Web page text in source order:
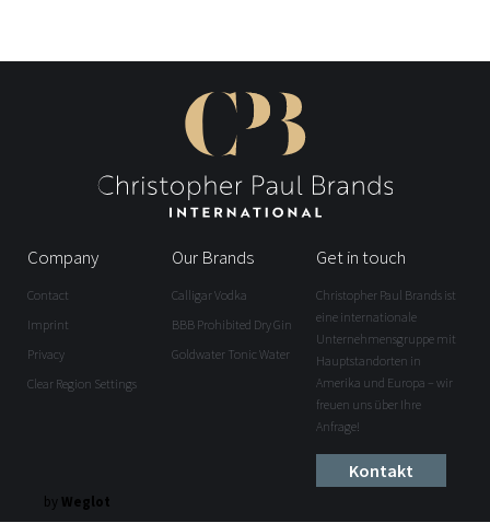
Company
Contact
Imprint
Privacy
Clear Region Settings
Our Brands
Calligar Vodka
BBB Prohibited Dry Gin
Goldwater Tonic Water
Get in touch
Christopher Paul Brands ist
eine internationale
Unternehmensgruppe mit
Hauptstandorten in
Amerika und Europa – wir
freuen uns über Ihre
Anfrage!
Kontakt
by Weglot